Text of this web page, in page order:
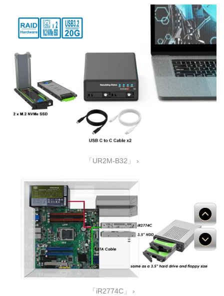
「UR2M-B32」 ›
「iR2774C」 ›